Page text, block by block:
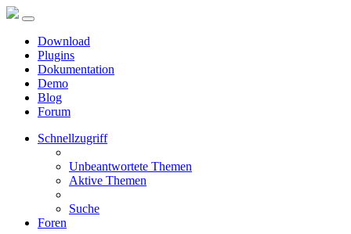
Download
Plugins
Dokumentation
Demo
Blog
Forum
Schnellzugriff
Unbeantwortete Themen
Aktive Themen
Suche
Foren